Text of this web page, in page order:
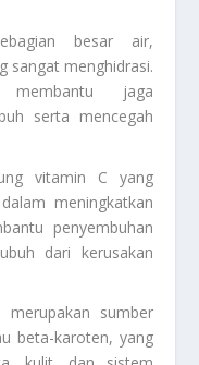
besar air,
sangat menghidrasi.
jaga
serta mencegah
vitamin C yang
meningkatkan
penyembuhan
dari kerusakan
sumber
beta-karoten, yang